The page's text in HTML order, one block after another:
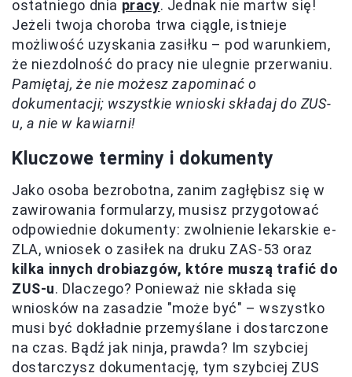
ostatniego dnia pracy. Jednak nie martw się!
Jeżeli twoja choroba trwa ciągle, istnieje
możliwość uzyskania zasiłku – pod warunkiem,
że niezdolność do pracy nie ulegnie przerwaniu.
Pamiętaj, że nie możesz zapominać o
dokumentacji; wszystkie wnioski składaj do ZUS-
u, a nie w kawiarni!
Kluczowe terminy i dokumenty
Jako osoba bezrobotna, zanim zagłębisz się w
zawirowania formularzy, musisz przygotować
odpowiednie dokumenty: zwolnienie lekarskie e-
ZLA, wniosek o zasiłek na druku ZAS-53 oraz
kilka innych drobiazgów, które muszą trafić do
ZUS-u. Dlaczego? Ponieważ nie składa się
wniosków na zasadzie "może być" – wszystko
musi być dokładnie przemyślane i dostarczone
na czas. Bądź jak ninja, prawda? Im szybciej
dostarczysz dokumentację, tym szybciej ZUS